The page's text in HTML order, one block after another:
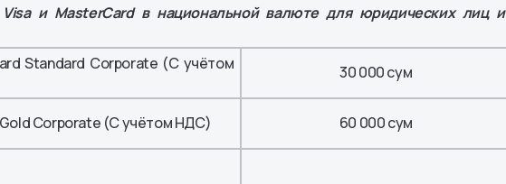
и MasterCard в национальной валюте для юридических лиц и
Standard Corporate (С учётом
30 000 сум
Corporate (С учётом НДС) 60 000 сум